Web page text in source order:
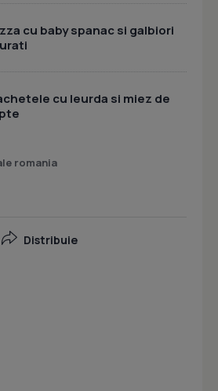
cu baby spanac si galbiori
cu leurda si miez de
romania
Distribuie